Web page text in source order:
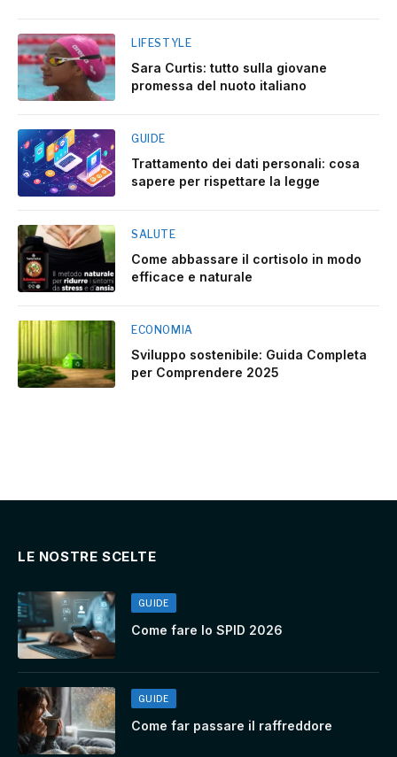
LIFESTYLE
Sara Curtis: tutto sulla giovane
promessa del nuoto italiano
GUIDE
Trattamento dei dati personali: cosa
sapere per rispettare la legge
SALUTE
Come abbassare il cortisolo in modo
efficace e naturale
ECONOMIA
Sviluppo sostenibile: Guida Completa
per Comprendere 2025
LE NOSTRE SCELTE
GUIDE
Come fare lo SPID 2026
GUIDE
Come far passare il raffreddore